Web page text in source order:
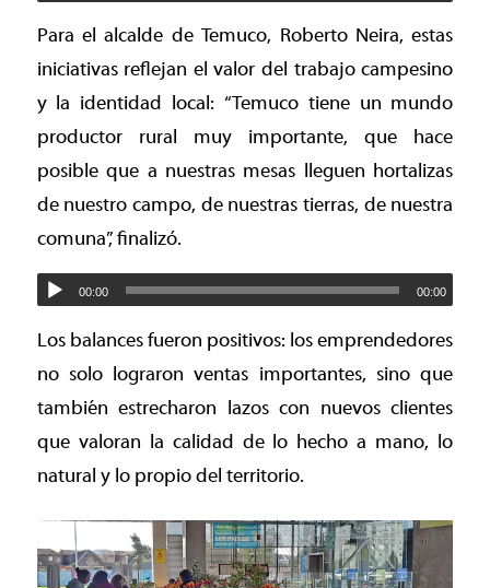
Para el alcalde de Temuco, Roberto Neira, estas
iniciativas reflejan el valor del trabajo campesino
y la identidad local: “Temuco tiene un mundo
productor rural muy importante, que hace
posible que a nuestras mesas lleguen hortalizas
de nuestro campo, de nuestras tierras, de nuestra
comuna”, finalizó.
00:00 00:00
Los balances fueron positivos: los emprendedores
no solo lograron ventas importantes, sino que
también estrecharon lazos con nuevos clientes
que valoran la calidad de lo hecho a mano, lo
natural y lo propio del territorio.